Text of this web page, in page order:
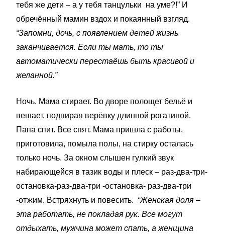
тебя же дети – а у тебя танцульки на уме?!” И
обречённый мамин вздох и покаянный взгляд.
“Запомни, дочь, с появлением детей жизнь
заканчивается. Если ты мать, то ты
автоматически перестаёшь быть красивой и
желанной.”
Ночь. Мама стирает. Во дворе полощет бельё и
вешает, подпирая верёвку длинной рогатиной.
Папа спит. Все спят. Мама пришла с работы,
приготовила, помыла полы, на стирку осталась
только ночь. За окном слышен гулкий звук
набирающейся в тазик воды и плеск – раз-два-три-
остановка-раз-два-три -остановка- раз-два-три
-отжим. Встряхнуть и повесить. “Женская доля –
эта работать, не покладая рук. Все могут
отдыхать, мужчина может спать, а женщина